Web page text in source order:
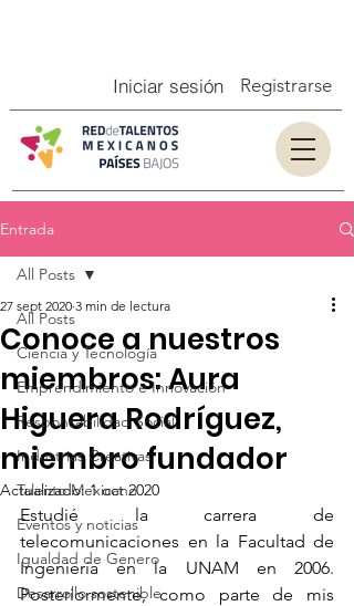
Iniciar sesión Registrarse
Entrada
All Posts
Ciencia y Tecnología
Emprendimiento e Innovación
Responsabilidad Social
Industrias Creativas
Talento Mexicano
Eventos y noticias
Igualdad de Genero
Desarrollo sostenible
All Posts
Conoce a nuestros
miembros: Aura
Higuera Rodríguez,
miembro fundador
27 sept 2020 3 min de lectura
Actualizado:1 oct 2020
Estudié la carrera de
telecomunicaciones en la Facultad de
Ingeniería en la UNAM en 2006.
Posteriormente, como parte de mis